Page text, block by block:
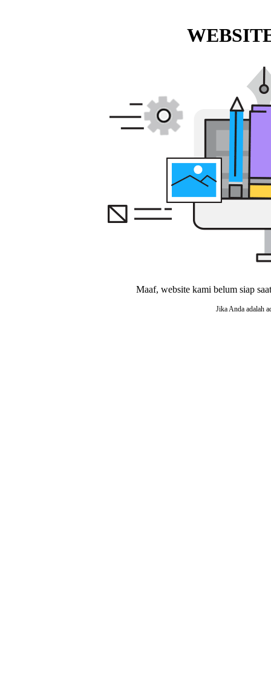
Maaf, website kami belum siap
Jika Anda adalah